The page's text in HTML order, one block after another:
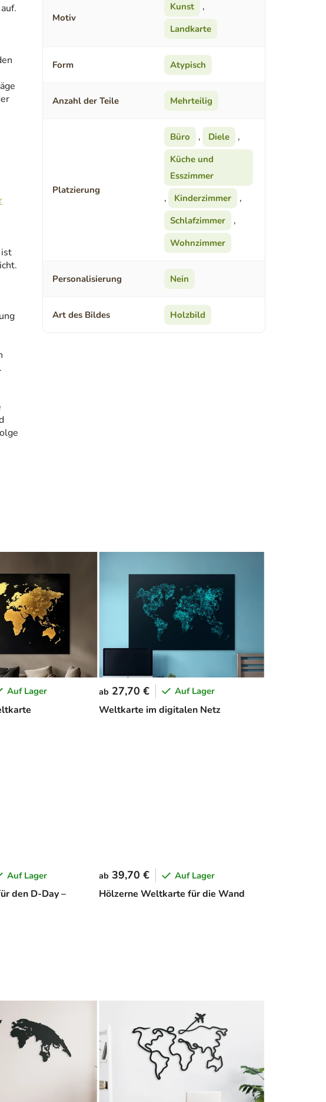
Motiv
Kunst
,
Landkarte
Form Atypisch
Anzahl der Teile Mehrteilig
Platzierung
Büro , Diele
,
Küche und
Esszimmer
,
Kinderzimmer
,
Schlafzimmer
,
Wohnzimmer
Personalisierung Nein
Art des Bildes Holzbild
Auf Lager
Weltkarte im digitalen Netz
ab 27,70 € Auf Lager
den D-Day –
Auf Lager
Hölzerne Weltkarte für die Wand
ab 39,70 € Auf Lager